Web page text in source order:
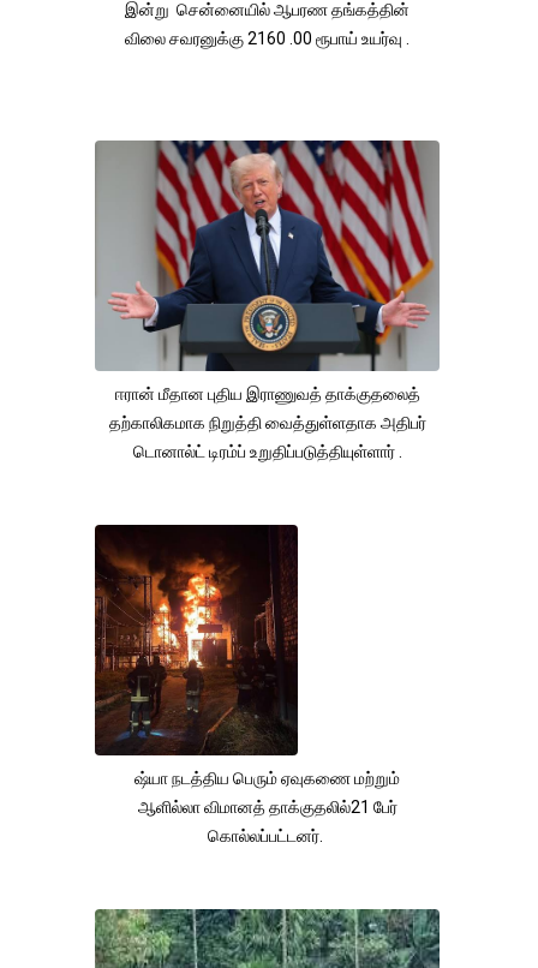
இன்று சென்னையில் ஆபரண தங்கத்தின்
விலை சவரனுக்கு 2160 .00 ரூபாய் உயர்வு .
ஈரான் மீதான புதிய இராணுவத் தாக்குதலைத்
தற்காலிகமாக நிறுத்தி வைத்துள்ளதாக அதிபர்
டொனால்ட் டிரம்ப் உறுதிப்படுத்தியுள்ளார் .
ஷ்யா நடத்திய பெரும் ஏவுகணை மற்றும்
ஆளில்லா விமானத் தாக்குதலில்21 பேர்
கொல்லப்பட்டனர்.